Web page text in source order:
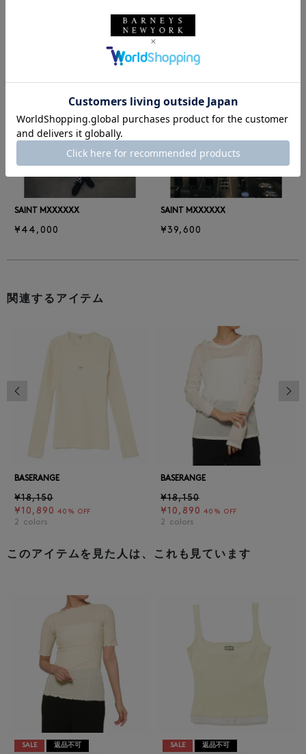
同じカテゴリのアイテム
SAINT MXXXXXX
¥44,000
SAINT MXXXXXX
¥39,600
前の画像
関連するアイテム
BASERANGE
¥18,150
¥10,890 40% OFF
2 colors
BASERANGE
¥18,150
¥10,890 40% OFF
2 colors
前の画像
このアイテムを見た人は、これも見ています
SALE 返品不可 SALE 返品不可